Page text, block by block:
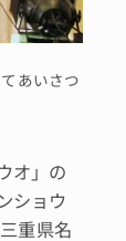
あいさつ
オ」の
ショウ
重県名